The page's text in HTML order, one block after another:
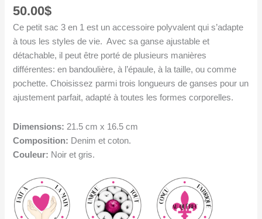
50.00$
Ce petit sac 3 en 1 est un accessoire polyvalent qui s’adapte
à tous les styles de vie. Avec sa ganse ajustable et
détachable, il peut être porté de plusieurs manières
différentes: en bandoulière, à l’épaule, à la taille, ou comme
pochette. Choisissez parmi trois longueurs de ganses pour un
ajustement parfait, adapté à toutes les formes corporelles.
Dimensions: 21.5 cm x 16.5 cm
Composition: Denim et coton.
Couleur: Noir et gris.